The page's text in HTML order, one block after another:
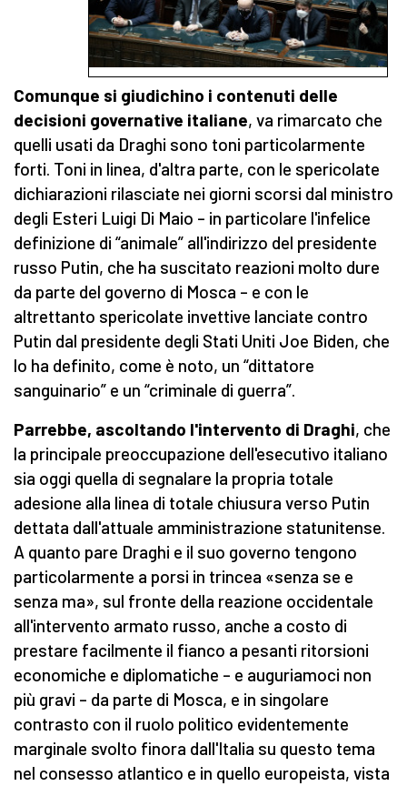
Comunque si giudichino i contenuti delle
decisioni governative italiane, va rimarcato che
quelli usati da Draghi sono toni particolarmente
forti. Toni in linea, d'altra parte, con le spericolate
dichiarazioni rilasciate nei giorni scorsi dal ministro
degli Esteri Luigi Di Maio – in particolare l'infelice
definizione di “animale” all'indirizzo del presidente
russo Putin, che ha suscitato reazioni molto dure
da parte del governo di Mosca – e con le
altrettanto spericolate invettive lanciate contro
Putin dal presidente degli Stati Uniti Joe Biden, che
lo ha definito, come è noto, un “dittatore
sanguinario” e un “criminale di guerra”.
Parrebbe, ascoltando l'intervento di Draghi, che
la principale preoccupazione dell'esecutivo italiano
sia oggi quella di segnalare la propria totale
adesione alla linea di totale chiusura verso Putin
dettata dall'attuale amministrazione statunitense.
A quanto pare Draghi e il suo governo tengono
particolarmente a porsi in trincea «senza se e
senza ma», sul fronte della reazione occidentale
all'intervento armato russo, anche a costo di
prestare facilmente il fianco a pesanti ritorsioni
economiche e diplomatiche – e auguriamoci non
più gravi – da parte di Mosca, e in singolare
contrasto con il ruolo politico evidentemente
marginale svolto finora dall'Italia su questo tema
nel consesso atlantico e in quello europeista, vista